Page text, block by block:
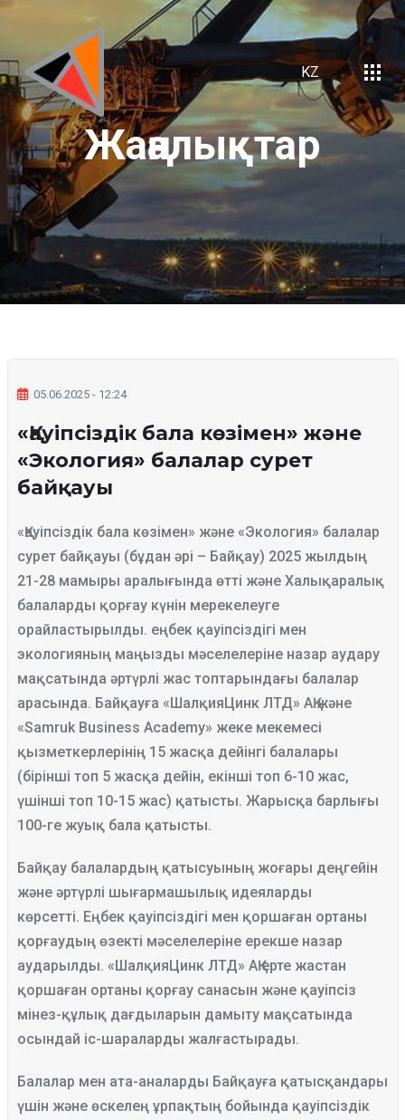
KZ
Жаңалықтар
05.06.2025 - 12:24
«Қауіпсіздік бала көзімен» және
«Экология» балалар сурет
байқауы
«Қауіпсіздік бала көзімен» және «Экология» балалар
сурет байқауы (бұдан әрі – Байқау) 2025 жылдың
21-28 мамыры аралығында өтті және Халықаралық
балаларды қорғау күнін мерекелеуге
орайластырылды. еңбек қауіпсіздігі мен
экологияның маңызды мәселелеріне назар аудару
мақсатында әртүрлі жас топтарындағы балалар
арасында. Байқауға «ШалқияЦинк ЛТД» АҚ және
«Samruk Business Academy» жеке мекемесі
қызметкерлерінің 15 жасқа дейінгі балалары
(бірінші топ 5 жасқа дейін, екінші топ 6-10 жас,
үшінші топ 10-15 жас) қатысты. Жарысқа барлығы
100-ге жуық бала қатысты.
Байқау балалардың қатысуының жоғары деңгейін
және әртүрлі шығармашылық идеяларды
көрсетті. Еңбек қауіпсіздігі мен қоршаған ортаны
қорғаудың өзекті мәселелеріне ерекше назар
аударылды. «ШалқияЦинк ЛТД» АҚ ерте жастан
қоршаған ортаны қорғау санасын және қауіпсіз
мінез-құлық дағдыларын дамыту мақсатында
осындай іс-шараларды жалғастырады.
Балалар мен ата-аналарды Байқауға қатысқандары
үшін және өскелең ұрпақтың бойында қауіпсіздік